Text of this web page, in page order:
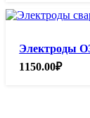
Электроды
1150.00₽